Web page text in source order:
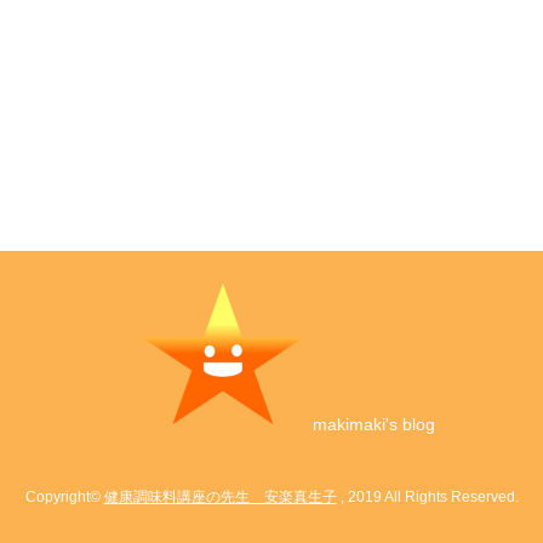
makimaki's blog
Copyright© 健康調味料講座の先生 安楽真生子, 2019 All Rights Reserved.